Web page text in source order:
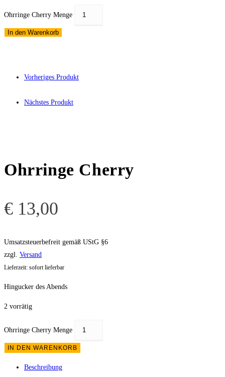
Ohrringe Cherry Menge
In den Warenkorb
Vorheriges Produkt
Nächstes Produkt
Ohrringe Cherry
€ 13,00
Umsatzsteuerbefreit gemäß UStG §6
zzgl. Versand
Lieferzeit: sofort lieferbar
Hingucker des Abends
2 vorrätig
Ohrringe Cherry Menge
IN DEN WARENKORB
Beschreibung